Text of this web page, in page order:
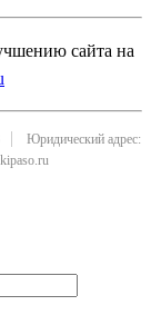
сайта на
Юридический адрес: